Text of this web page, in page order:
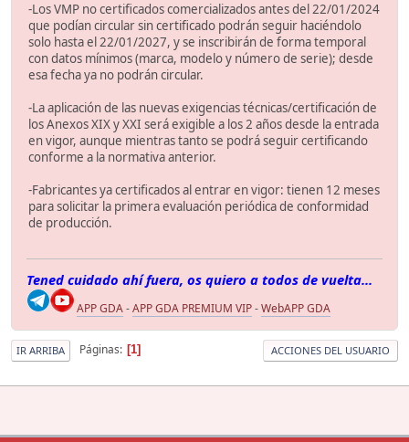
-Los VMP no certificados comercializados antes del 22/01/2024
que podían circular sin certificado podrán seguir haciéndolo
solo hasta el 22/01/2027, y se inscribirán de forma temporal
con datos mínimos (marca, modelo y número de serie); desde
esa fecha ya no podrán circular.
-La aplicación de las nuevas exigencias técnicas/certificación de
los Anexos XIX y XXI será exigible a los 2 años desde la entrada
en vigor, aunque mientras tanto se podrá seguir certificando
conforme a la normativa anterior.
-Fabricantes ya certificados al entrar en vigor: tienen 12 meses
para solicitar la primera evaluación periódica de conformidad
de producción.
Tened cuidado ahí fuera, os quiero a todos de vuelta...
APP GDA-APP GDA PREMIUM VIP-WebAPP GDA
IR ARRIBA Páginas 1 ACCIONES DEL USUARIO